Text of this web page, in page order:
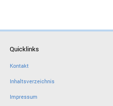
Quicklinks
Kontakt
Inhaltsverzeichnis
Impressum